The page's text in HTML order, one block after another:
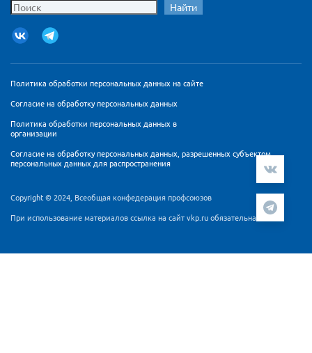
Найти
Политика обработки персональных данных на сайте
Согласие на обработку персональных данных
Политика обработки персональных данных в
организации
Согласие на обработку персональных данных, разрешенных субъектом
персональных данных для распространения
Copyright © 2024, Всеобщая конфедерация профсоюзов
При использование материалов ссылка на сайт vkp.ru обязательна